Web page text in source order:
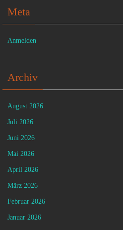
Meta
Anmelden
Archiv
August 2026
Juli 2026
Juni 2026
Mai 2026
April 2026
März 2026
Februar 2026
Januar 2026